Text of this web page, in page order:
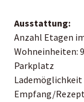
Ausstattung:
Anzahl Etagen
Wohneinheiten:
Parkplatz
Lademöglichkeit
Empfang/